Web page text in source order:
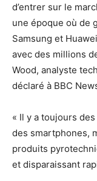
d’entrer sur le
une époque où de
Samsung et
avec des millions
Wood, analyste
déclaré à BBC
« Il y a toujours
des smartphones,
produits
et disparaissant